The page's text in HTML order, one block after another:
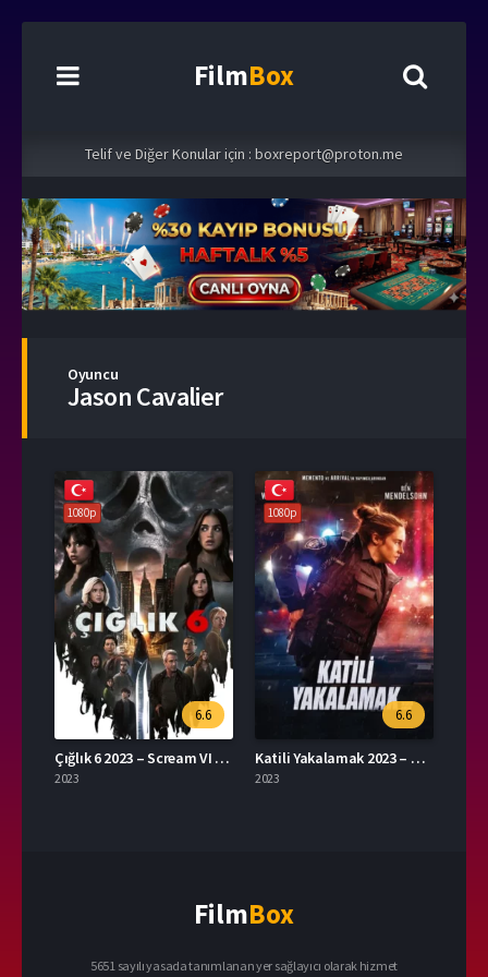
FilmBox
Telif ve Diğer Konular için : boxreport@proton.me
Oyuncu
Jason Cavalier
1080p
6.6
Çığlık 6 2023 – Scream VI 1080p Turkce Dublaj izle
2023
1080p
6.6
Katili Yakalamak 2023 – To Catch A Killer 1080p Turkce Dublaj izle
2023
FilmBox
5651 sayılı yasada tanımlanan yer sağlayıcı olarak hizmet